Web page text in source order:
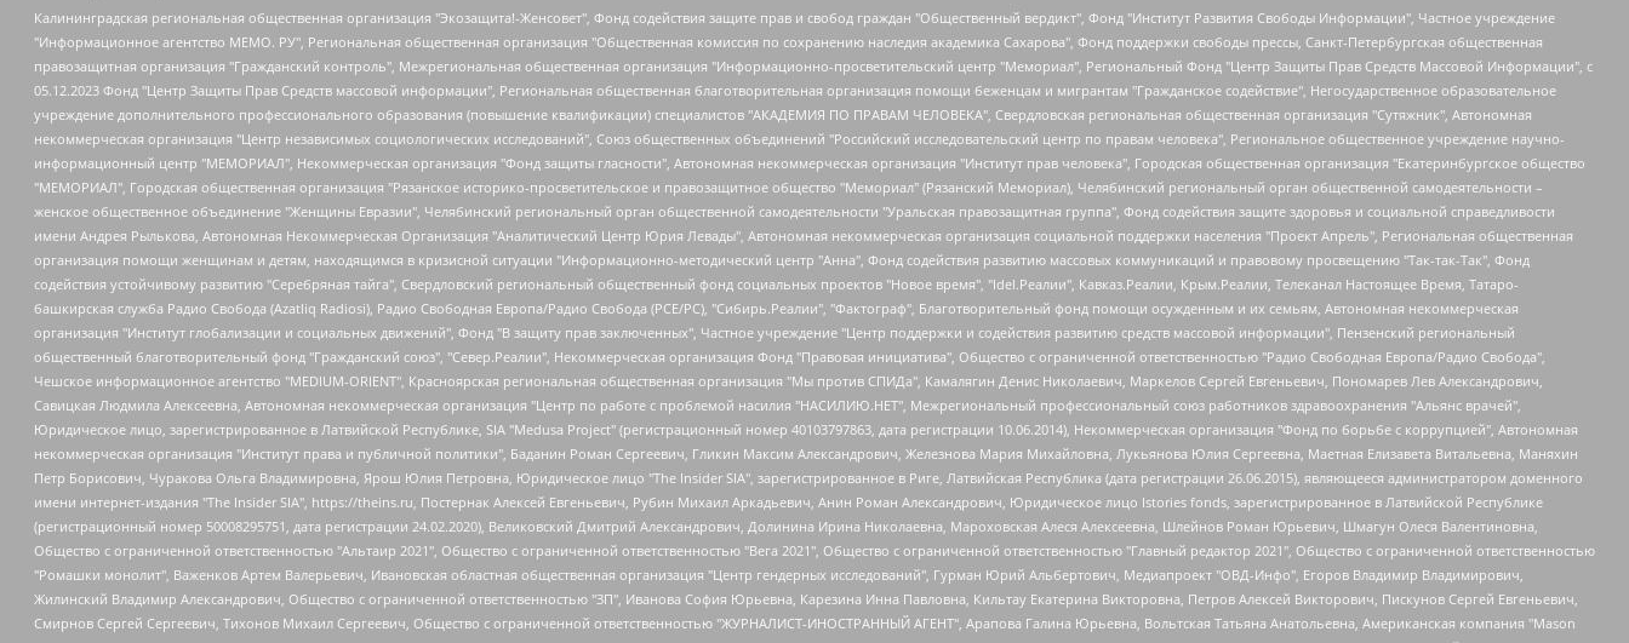
Калининградская региональная общественная организация "Экозащита!-Женсовет", Фонд содействия защите прав и свобод граждан "Общественный вердикт", Фонд "Институт Развития Свободы Информации", Частное учреждение "Информационное агентство МЕМО. РУ", Региональная общественная организация "Общественная комиссия по сохранению наследия академика Сахарова", Фонд поддержки свободы прессы, Санкт-Петербургская общественная правозащитная организация "Гражданский контроль", Межрегиональная общественная организация "Информационно-просветительский центр "Мемориал", Региональный Фонд "Центр Защиты Прав Средств Массовой Информации", с 05.12.2023 Фонд "Центр Защиты Прав Средств массовой информации", Региональная общественная благотворительная организация помощи беженцам и мигрантам "Гражданское содействие", Негосударственное образовательное учреждение дополнительного профессионального образования (повышение квалификации) специалистов "АКАДЕМИЯ ПО ПРАВАМ ЧЕЛОВЕКА", Свердловская региональная общественная организация "Сутяжник", Автономная некоммерческая организация "Центр независимых социологических исследований", Союз общественных объединений "Российский исследовательский центр по правам человека", Региональное общественное учреждение научно-информационный центр "МЕМОРИАЛ", Некоммерческая организация "Фонд защиты гласности", Автономная некоммерческая организация "Институт прав человека", Городская общественная организация "Екатеринбургское общество "МЕМОРИАЛ", Городская общественная организация "Рязанское историко-просветительское и правозащитное общество "Мемориал" (Рязанский Мемориал), Челябинский региональный орган общественной самодеятельности – женское общественное объединение "Женщины Евразии", Челябинский региональный орган общественной самодеятельности "Уральская правозащитная группа", Фонд содействия защите здоровья и социальной справедливости имени Андрея Рылькова, Автономная Некоммерческая Организация "Аналитический Центр Юрия Левады", Автономная некоммерческая организация социальной поддержки населения "Проект Апрель", Региональная общественная организация помощи женщинам и детям, находящимся в кризисной ситуации "Информационно-методический центр "Анна", Фонд содействия развитию массовых коммуникаций и правовому просвещению "Так-так-Так", Фонд содействия устойчивому развитию "Серебряная тайга", Свердловский региональный общественный фонд социальных проектов "Новое время", "Idel.Реалии", Кавказ.Реалии, Крым.Реалии, Телеканал Настоящее Время, Татаро-башкирская служба Радио Свобода (Azatliq Radiosi), Радио Свободная Европа/Радио Свобода (PCE/PC), "Сибирь.Реалии", "Фактограф", Благотворительный фонд помощи осужденным и их семьям, Автономная некоммерческая организация "Институт глобализации и социальных движений", Фонд "В защиту прав заключенных", Частное учреждение "Центр поддержки и содействия развитию средств массовой информации", Пензенский региональный общественный благотворительный фонд "Гражданский союз", "Север.Реалии", Некоммерческая организация Фонд "Правовая инициатива", Общество с ограниченной ответственностью "Радио Свободная Европа/Радио Свобода", Чешское информационное агентство "MEDIUM-ORIENT", Красноярская региональная общественная организация "Мы против СПИДа", Камалягин Денис Николаевич, Маркелов Сергей Евгеньевич, Пономарев Лев Александрович, Савицкая Людмила Алексеевна, Автономная некоммерческая организация "Центр по работе с проблемой насилия "НАСИЛИЮ.НЕТ", Межрегиональный профессиональный союз работников здравоохранения "Альянс врачей", Юридическое лицо, зарегистрированное в Латвийской Республике, SIA "Medusa Project" (регистрационный номер 40103797863, дата регистрации 10.06.2014), Некоммерческая организация "Фонд по борьбе с коррупцией", Автономная некоммерческая организация "Институт права и публичной политики", Баданин Роман Сергеевич, Гликин Максим Александрович, Железнова Мария Михайловна, Лукьянова Юлия Сергеевна, Маетная Елизавета Витальевна, Маняхин Петр Борисович, Чуракова Ольга Владимировна, Ярош Юлия Петровна, Юридическое лицо "The Insider SIA", зарегистрированное в Риге, Латвийская Республика (дата регистрации 26.06.2015), являющееся администратором доменного имени интернет-издания "The Insider SIA", https://theins.ru, Постернак Алексей Евгеньевич, Рубин Михаил Аркадьевич, Анин Роман Александрович, Юридическое лицо Istories fonds, зарегистрированное в Латвийской Республике (регистрационный номер 50008295751, дата регистрации 24.02.2020), Великовский Дмитрий Александрович, Долинина Ирина Николаевна, Мароховская Алеся Алексеевна, Шлейнов Роман Юрьевич, Шмагун Олеся Валентиновна, Общество с ограниченной ответственностью "Альтаир 2021", Общество с ограниченной ответственностью "Вега 2021", Общество с ограниченной ответственностью "Главный редактор 2021", Общество с ограниченной ответственностью "Ромашки монолит", Важенков Артем Валерьевич, Ивановская областная общественная организация "Центр гендерных исследований", Гурман Юрий Альбертович, Медиапроект "ОВД-Инфо", Егоров Владимир Владимирович, Жилинский Владимир Александрович, Общество с ограниченной ответственностью "ЗП", Иванова София Юрьевна, Карезина Инна Павловна, Кильтау Екатерина Викторовна, Петров Алексей Викторович, Пискунов Сергей Евгеньевич, Смирнов Сергей Сергеевич, Тихонов Михаил Сергеевич, Общество с ограниченной ответственностью "ЖУРНАЛИСТ-ИНОСТРАННЫЙ АГЕНТ", Арапова Галина Юрьевна, Вольтская Татьяна Анатольевна, Американская компания "Mason G.E.S. Anonymous Foundation" (США), являющаяся владельцем интернет-издания https://mnews.world/, Компания "Stichting Bellingcat", зарегистрированная в Нидерландах (дата регистрации 11.07.2018), Захаров Андрей Вячеславович, Клепиковская Екатерина Дмитриевна, Общество с ограниченной ответственностью "МЕМО", Перл Роман Александрович, Симонов Евгений Алексеевич, Соловьева Елена Анатольевна, Сотников Даниил Владимирович, Сурначева Елизавета Дмитриевна, Автономная некоммерческая организация по защите прав человека и информированию населения "Якутия – Наше Мнение", Общество с ограниченной ответственностью "Москоу диджитал медиа", с 26.01.2023 Общество с ограниченной ответственностью "Чайка Белые сады", Ветошкина Валерия Валерьевна, Заговора Максим Александрович, Межрегиональное общественное движение "Российская ЛГБТ - сеть", Оленичев Максим Владимирович, Павлов Иван Юрьевич, Скворцова Елена Сергеевна, Общество с ограниченной ответственностью "Как бы инагент", Кочетков Игорь Викторович, Общество с ограниченной ответственностью "Честные выборы", Еланчик Олег Александрович, Общество с ограниченной ответственностью "Нобелевский призыв", Гималова Регина Эмилевна, Григорьев Андрей Валерьевич, Григорьева Алина Александровна, Ассоциация по содействию защите прав призывников, альтернативнослужащих и военнослужащих "Правозащитная группа "Гражданин.Армия.Право", Хисамова Регина Фаритовна, Автономная некоммерческая организация по реализации социально-правовых программ "Лилит", Дальневосточное общественное движение "Маяк", Санкт-Петербургская ЛГБТ-инициативная группа "Выход", Инициативная группа ЛГБТ+ "Реверс", Алексеев Андрей Викторович, Бекбулатова Таисия Львовна, Беляев Иван Михайлович, Владыкина Елена Сергеевна, Гельман Марат Александрович, Никульшина Вероника Юрьевна, Толоконникова Надежда Андреевна, Шендерович Виктор Анатольевич, Общество с ограниченной ответственностью "Данное сообщение", Общество с ограниченной ответственностью Издательский дом "Новая глава", Айнбиндер Александра Александровна, Московский комьюнити-центр для ЛГБТ+инициатив, Благотворительный фонд развития филантропии, Deutsche Welle (Германия, Kurt-Schumacher-Strasse 3, 53113 Bonn), Борзунова Мария Михайловна, Воробьев Виктор Викторович, Голубева Анна Львовна, Константинова Алла Михайловна, Малкова Ирина Владимировна, Мурадов Мурад Абдулгалимович, Осетинская Елизавета Николаевна, Понасенков Евгений Николаевич, Ганапольский Матвей Юрьевич, Киселев Евгений Алексеевич, Борухович Ирина Григорьевна, Дремин Иван Тимофеевич, Дубровский Дмитрий Викторович, Красноярская региональная общественная организация поддержки и развития альтернативных образовательных технологий и межкультурных коммуникаций "ИНТЕРРА", Маяковская Екатерина Алексеевна, Фейгин Марк Захарович, Филимонов Андрей Викторович, Дзугкоева Регина Николаевна, Доброхотов Роман Александрович, Дудь Юрий Александрович, Елкин Сергей Владимирович, Кругликов Кирилл Игоревич, Сабунаева Мария Леонидовна, Семенов Алексей Владимирович, Шаинян Карен Багратович, Шульман Екатерина Михайловна, Асафьев Артур Валерьевич, Вахштайн Виктор Семенович, Венедиктов Алексей Алексеевич, Лушникова Екатерина Евгеньевна, Волков Леонид Михайлович, Невзоров Александр Глебович, Пархоменко Сергей Борисович, Сироткин Ярослав Николаевич, Кара-Мурза Владимир Владимирович, Баранова Наталья Владимировна, Гозман Леонид Яковлевич, Кагарлицкий Борис Юльевич, Климарев Михаил Валерьевич, Милов Владимир Станиславович, Автономная некоммерческая организация Краснодарский центр современного искусства "Типография", Моргенштерн Алишер Тагирович, Соболь Любовь Эдуардовна, Общество с ограниченной ответственностью "ЛИЗА НОРМ", Каспаров Гарри Кимович, Ходорковский Михаил Борисович, Общество с ограниченной ответственностью "Апрельские тезисы", Данилович Ирина Брониславовна, Кашин Олег Владимирович, Петров Николай Владимирович, Пивоваров Алексей Владимирович, Соколов Михаил Владимирович, Цветкова Юлия Владимировна, Чичваркин Евгений Александрович, Комитет против пыток/Команда против пыток, Общество с ограниченной ответственностью "Первый научный", Общество с ограниченной ответственностью "Вертолет и ко", Белоцерковская Вероника Борисовна, Кац Максим Евгеньевич, Лазарева Татьяна Юрьевна, Шаведдинов Руслан Табризович, Яшин Илья Валерьевич, Общество с ограниченной ответственностью "Иноагент ААВ", Алешковский Дмитрий Петрович, Альбац Евгения Марковна, Быков Дмитрий Львович, Галямина Юлия Евгеньевна, Лойко Сергей Леонидович, Мартынов Кирилл Константинович, Медведев Сергей Александрович, Крашенинников Федор Геннадиевич, Гордеева Катерина Вл